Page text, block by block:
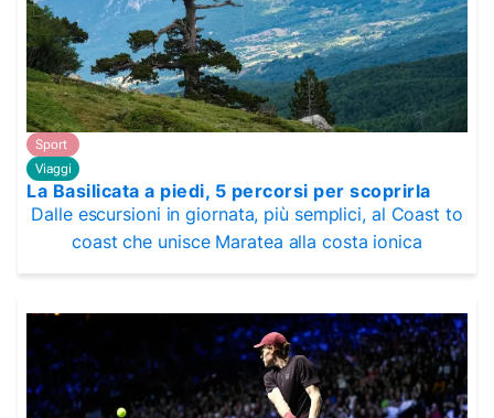
Sport
Viaggi
La Basilicata a piedi, 5 percorsi per scoprirla
Dalle escursioni in giornata, più semplici, al Coast to
coast che unisce Maratea alla costa ionica